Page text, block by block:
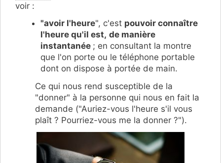
voir :
"avoir l'heure", c'est pouvoir connaître
l'heure qu'il est, de manière
instantanée ; en consultant la montre
que l'on porte ou le téléphone portable
dont on dispose à portée de main.
Ce qui nous rend susceptible de la
"donner" à la personne qui nous en fait la
demande ("Auriez-vous l'heure s'il vous
plaît ? Pourriez-vous me la donner ?").